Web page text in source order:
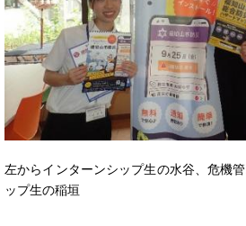
左からインターンシップ生の水谷、危機
ップ生の稲垣